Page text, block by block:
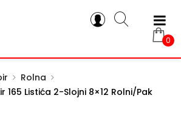
0
Rolna
165 Listića 2-Slojni 8×12 Rolni/pak